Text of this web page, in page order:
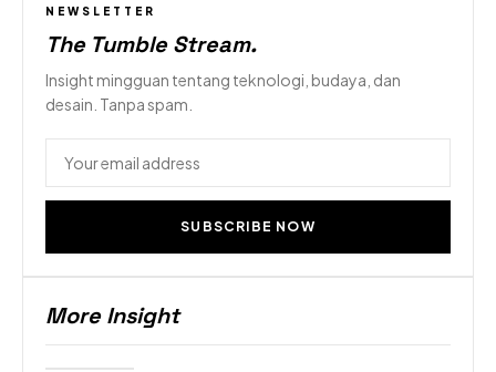
NEWSLETTER
The Tumble Stream.
Insight mingguan tentang teknologi, budaya, dan
desain. Tanpa spam.
SUBSCRIBE NOW
More Insight